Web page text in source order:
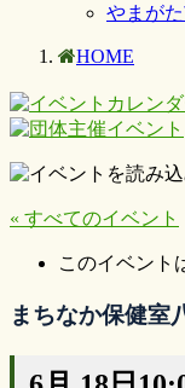
やまが
HOME
« すべてのイベント
このイベント
まちなか保健室